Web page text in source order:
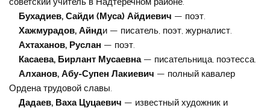
Бухадиев, Сайди (Муса) Айдиевич — поэт.
Хажмурадов, Айнди — писатель, поэт, журналист.
Ахтаханов, Руслан — поэт.
Касаева, Бирлант Мусаевна— писательница, поэтесса.
Алханов, Абу-Супен Лакиевич — полный кавалер
Ордена трудовой славы.
Дадаев, Ваха Цуцаевич — известный художник и